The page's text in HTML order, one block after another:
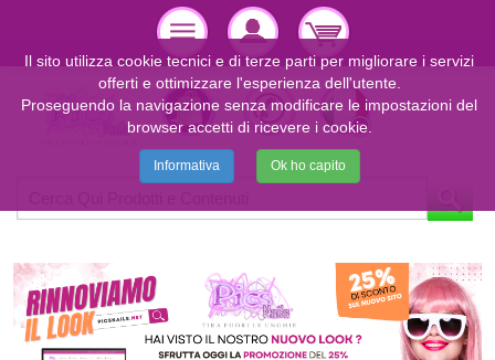
Il sito utilizza cookie tecnici e di terze parti per migliorare i servizi
offerti e ottimizzare l'esperienza dell'utente.
Proseguendo la navigazione senza modificare le impostazioni del
browser accetti di ricevere i cookie.
Informativa Ok ho capito